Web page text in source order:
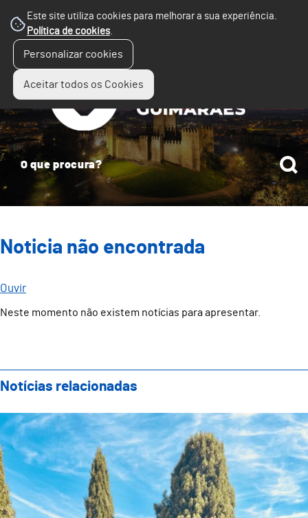
Este site utiliza cookies para melhorar a sua experiência.
Política de cookies.
Personalizar cookies
Aceitar todos os Cookies
Noticia não encontrada
Ouvir
Neste momento não existem notícias para apresentar.
Notícias relacionadas
Plataforma exclusiva com toda a informação para o